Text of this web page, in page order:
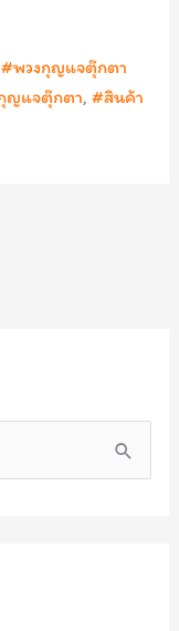
#พวงกุญแจตุ๊กตา
ญแจตุ๊กตา,#สินค้า